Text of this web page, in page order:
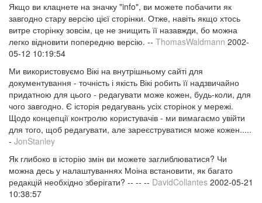
Якщо ви клацнете на значку "info", ви можете побачити як
завгодно стару версію цієї сторінки. Отже, навіть якщо хтось
витре сторінку зовсім, це не знищить її назавжди, бо можна
легко відновити попередню версію. -- ThomasWaldmann 2002-
05-12 10:19:54
Ми використовуємо Вікі на внутрішньому сайті для
документування - точність і якість Вікі робить її надзвичайно
придатною для цього - редагувати може кожен, будь-коли, для
чого завгодно. Є історія редагувань усіх сторінок у мережі.
Щодо концепції контролю користувачів - ми вимагаємо увійти
для того, щоб редагувати, але зареєструватися може кожен.....
- JonStanley
Як глибоко в історію змін ви можете заглиблюватися? Чи
можна десь у налаштуваннях Моіна встановити, як багато
редакцій необхідно зберігати? -- -- -- DavidCollantes 2002-05-21
10:38:57